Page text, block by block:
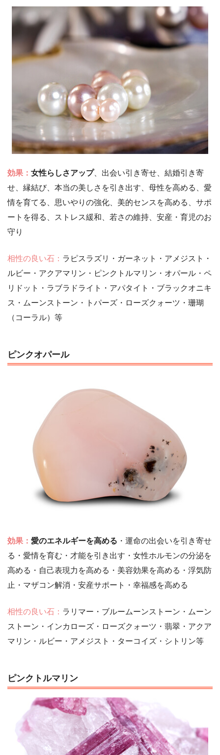
効果： 女性らしさアップ、出会い引き寄せ、結婚引き寄
せ、縁結び、本当の美しさを引き出す、母性を高める、愛
情を育てる、思いやりの強化、美的センスを高める、サポ
ートを得る、ストレス緩和、若さの維持、安産・育児のお
守り
相性の良い石： ラピスラズリ・ガーネット・アメジスト・
ルビー・アクアマリン・ピンクトルマリン・オパール・ペ
リドット・ラブラドライト・アパタイト・ブラックオニキ
ス・ムーンストーン・トパーズ・ローズクォーツ・珊瑚
（コーラル）等
ピンクオパール
効果： 愛のエネルギーを高める ・運命の出会いを引き寄せ
る・愛情を育む・才能を引き出す・女性ホルモンの分泌を
高める・自己表現力を高める・美容効果を高める・浮気防
止・マザコン解消・安産サポート・幸福感を高める
相性の良い石： ラリマー・ブルームーンストーン・ムーン
ストーン・インカローズ・ローズクォーツ・翡翠・アクア
マリン・ルビー・アメジスト・ターコイズ・シトリン等
ピンクトルマリン